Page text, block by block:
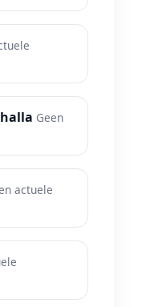
Geen
actuele